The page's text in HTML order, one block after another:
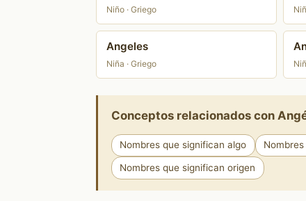
Niño · Griego
Angeles
Niña · Griego
Conceptos relacionados con
Nombres que significan algo
Nombres que significan origen